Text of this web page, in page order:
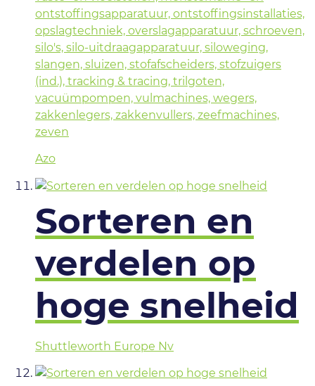
ontstoffingsapparatuur, ontstoffingsinstallaties,
opslagtechniek, overslagapparatuur, schroeven,
silo's, silo-uitdraagapparatuur, siloweging,
slangen, sluizen, stofafscheiders, stofzuigers
(ind.), tracking & tracing, trilgoten,
vacuümpompen, vulmachines, wegers,
zakkenlegers, zakkenvullers, zeefmachines,
zeven
Azo
Sorteren en
verdelen op
hoge snelheid
Shuttleworth Europe Nv